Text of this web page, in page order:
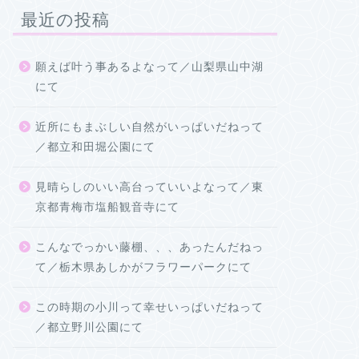
最近の投稿
願えば叶う事あるよなって／山梨県山中湖
にて
近所にもまぶしい自然がいっぱいだねって
／都立和田堀公園にて
見晴らしのいい高台っていいよなって／東
京都青梅市塩船観音寺にて
こんなでっかい藤棚、、、あったんだねっ
て／栃木県あしかがフラワーパークにて
この時期の小川って幸せいっぱいだねって
／都立野川公園にて